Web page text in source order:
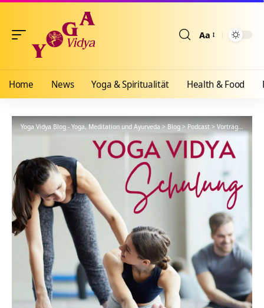
Aa
Home News Yoga & Spiritualität Health & Food
Yoga Vidya Blog - Yoga, Meditation und Ayurveda>Blog>Podcast>Vorträge >